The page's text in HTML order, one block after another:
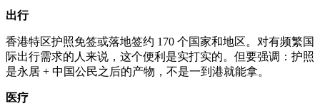
出行
香港特区护照免签或落地签约 170 个国家和地区。对有频繁国
际出行需求的人来说，这个便利是实打实的。但要强调：护照
是永居 + 中国公民之后的产物，不是一到港就能拿。
医疗